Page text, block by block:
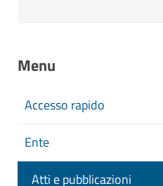
Menu
Accesso rapido
Ente
Atti e pubblicazioni